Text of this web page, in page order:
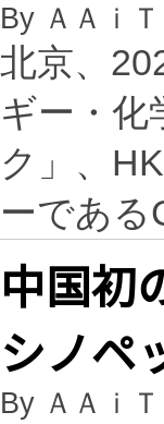
By ＡＡｉ
北京、
ギー・化
ク」、
ーである
中国初
シノペ
By ＡＡｉ